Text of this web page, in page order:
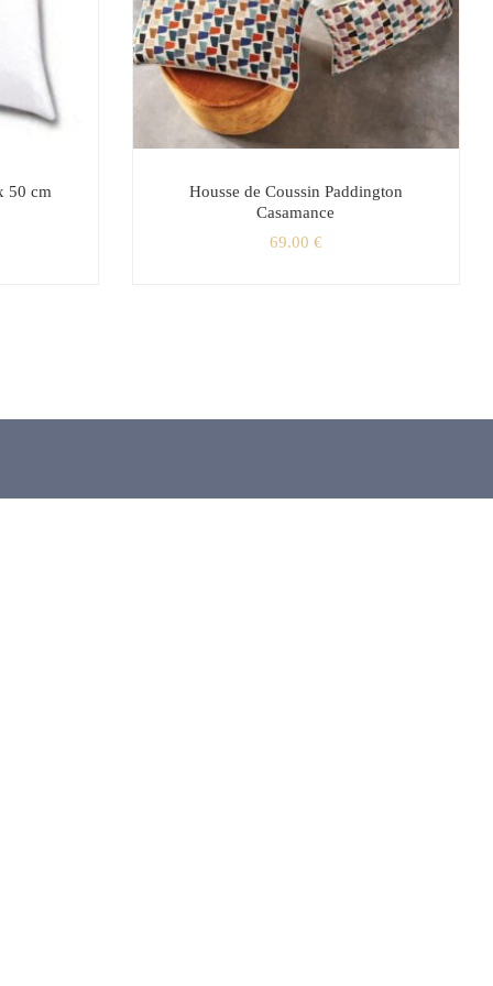
50 cm
Housse de Coussin Paddington
Casamance
69.00 €